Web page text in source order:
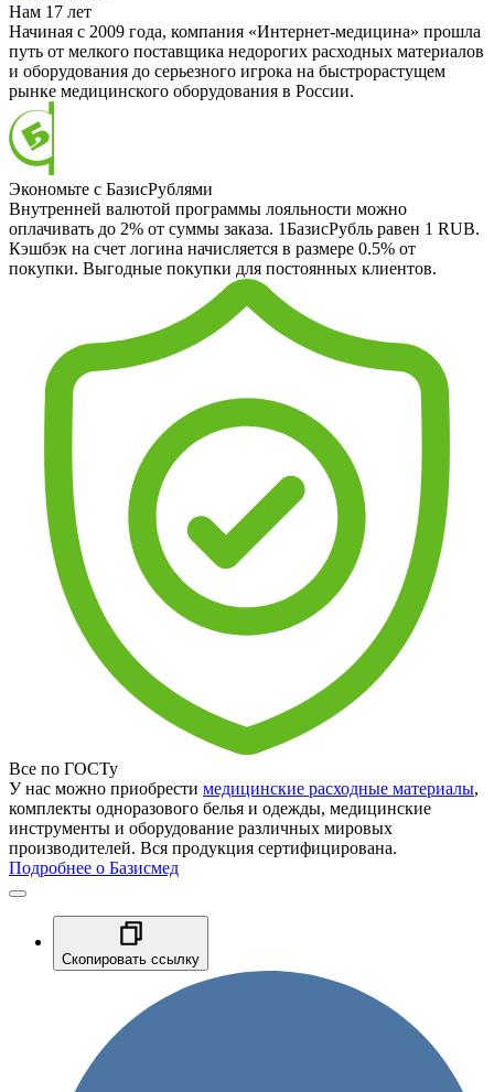
Нам 17 лет
Начиная с 2009 года, компания «Интернет-медицина» прошла
путь от мелкого поставщика недорогих расходных материалов
и оборудования до серьезного игрока на быстрорастущем
рынке медицинского оборудования в России.
Экономьте с БазисРублями
Внутренней валютой программы лояльности можно
оплачивать до 2% от суммы заказа. 1БазисРубль равен 1 RUB.
Кэшбэк на счет логина начисляется в размере 0.5% от
покупки. Выгодные покупки для постоянных клиентов.
Все по ГОСТу
У нас можно приобрести медицинские расходные материалы,
комплекты одноразового белья и одежды, медицинские
инструменты и оборудование различных мировых
производителей. Вся продукция сертифицирована.
Подробнее о Базисмед
Скопировать ссылку